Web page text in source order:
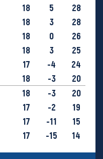
18 5
28
18 3
28
18 0
26
18 3
25
17 -4
24
18 -3
20
18 -3
20
17 -2
19
17 -11
15
17 -15
14